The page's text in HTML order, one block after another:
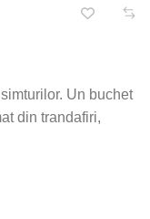
Un buchet
din trandafiri,